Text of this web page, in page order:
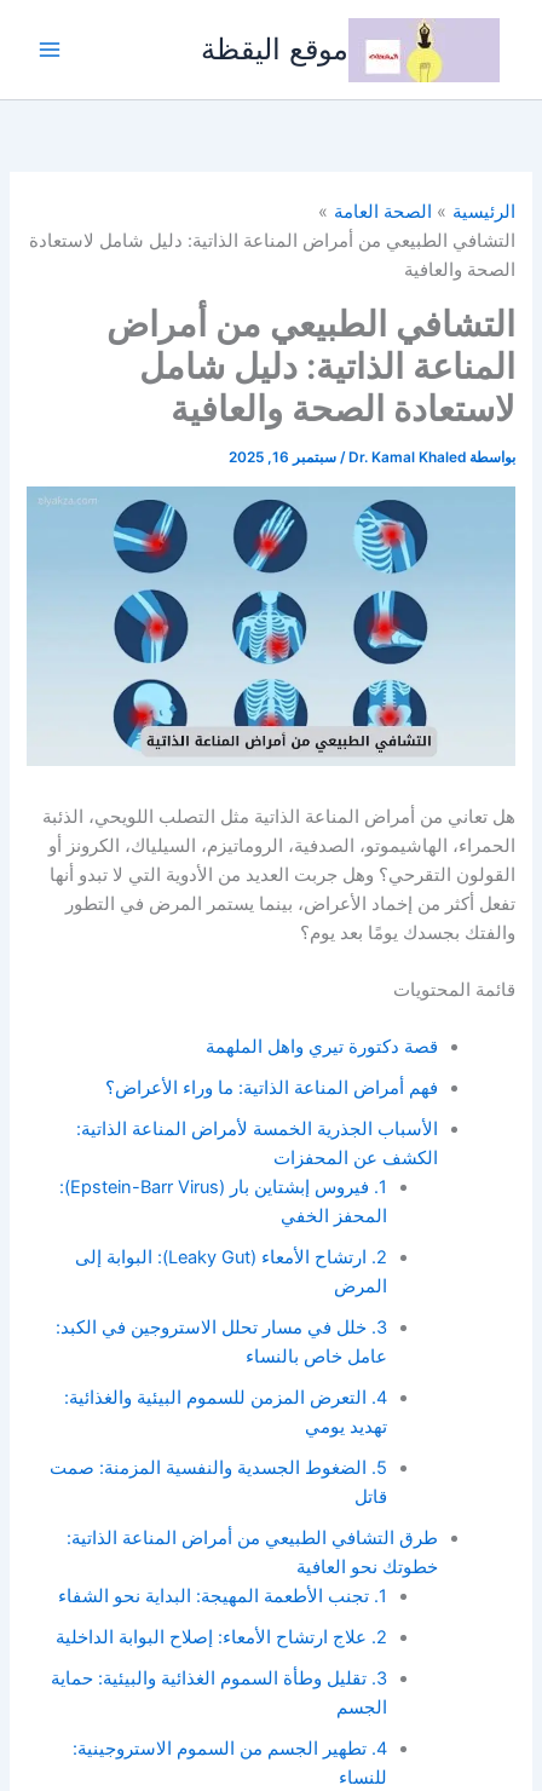
تخطي
موقع اليقظة
الرئيسية
الصحة العامة
التشافي الطبيعي من أمراض المناعة الذاتية: دليل شامل لاستعادة
الصحة والعافية
التشافي الطبيعي من أمراض
المناعة الذاتية: دليل شامل
لاستعادة الصحة والعافية
بواسطة Dr. Kamal Khaled
/سبتمبر 16, 2025
هل تعاني من أمراض المناعة الذاتية مثل التصلب اللويحي، الذئبة
الحمراء، الهاشيموتو، الصدفية، الروماتيزم، السيلياك، الكرونز أو
القولون التقرحي؟ وهل جربت العديد من الأدوية التي لا تبدو أنها
تفعل أكثر من إخماد الأعراض، بينما يستمر المرض في التطور
والفتك بجسدك يومًا بعد يوم؟
قائمة المحتويات
قصة دكتورة تيري واهل الملهمة
فهم أمراض المناعة الذاتية: ما وراء الأعراض؟
الأسباب الجذرية الخمسة لأمراض المناعة الذاتية:
الكشف عن المحفزات
1. فيروس إبشتاين بار (Epstein-Barr Virus):
المحفز الخفي
2. ارتشاح الأمعاء (Leaky Gut): البوابة إلى
المرض
3. خلل في مسار تحلل الاستروجين في الكبد:
عامل خاص بالنساء
4. التعرض المزمن للسموم البيئية والغذائية:
تهديد يومي
5. الضغوط الجسدية والنفسية المزمنة: صمت
قاتل
طرق التشافي الطبيعي من أمراض المناعة الذاتية:
خطوتك نحو العافية
1. تجنب الأطعمة المهيجة: البداية نحو الشفاء
2. علاج ارتشاح الأمعاء: إصلاح البوابة الداخلية
3. تقليل وطأة السموم الغذائية والبيئية: حماية
الجسم
4. تطهير الجسم من السموم الاستروجينية:
للنساء